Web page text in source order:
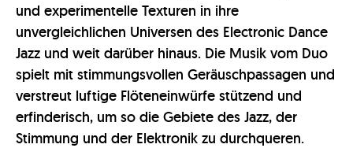
und experimentelle Texturen in ihre
unvergleichlichen Universen des Electronic Dance
Jazz und weit darüber hinaus. Die Musik vom Duo
spielt mit stimmungsvollen Geräuschpassagen und
verstreut luftige Flöteneinwürfe stützend und
erfinderisch, um so die Gebiete des Jazz, der
Stimmung und der Elektronik zu durchqueren.